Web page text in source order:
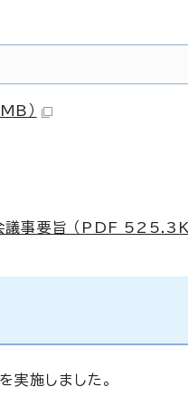
）
議事要旨 （PDF
実施しました。